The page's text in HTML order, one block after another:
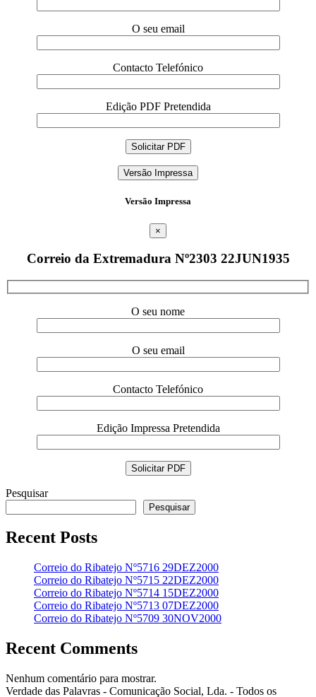
O seu email
Contacto Telefónico
Edição PDF Pretendida
Versão Impressa
Versão Impressa
×
Correio da Extremadura Nº2303 22JUN1935
O seu nome
O seu email
Contacto Telefónico
Edição Impressa Pretendida
Pesquisar
Pesquisar
Recent Posts
Correio do Ribatejo Nº5716 29DEZ2000
Correio do Ribatejo Nº5715 22DEZ2000
Correio do Ribatejo Nº5714 15DEZ2000
Correio do Ribatejo Nº5713 07DEZ2000
Correio do Ribatejo Nº5709 30NOV2000
Recent Comments
Nenhum comentário para mostrar.
Verdade das Palavras - Comunicação Social, Lda. - Todos os